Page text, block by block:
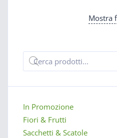
Mostra
In Promozione
Fiori & Frutti
Sacchetti & Scatole